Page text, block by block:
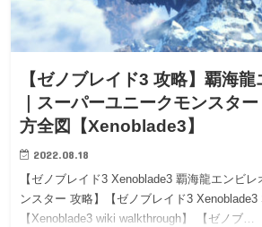
【ゼノブレイド3 攻略】覇海
｜スーパーユニークモンスタ
方全図【Xenoblade3】
2022.08.18
【ゼノブレイド3 Xenoblade3 覇海龍エンビ
ンスター 攻略】【ゼノブレイド3 Xenoblade3
【Xenoblade3 wiki walkthrough】 【ゼノブ…